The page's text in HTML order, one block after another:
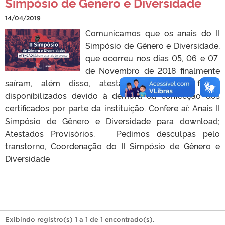
14/04/2019
Comunicamos que os anais do II
Simpósio de Gênero e Diversidade,
que ocorreu nos dias 05, 06 e 07
de Novembro de 2018 finalmente
saíram, além disso, atestados provisórios foram
disponibilizados devido à demora da confecção dos
certificados por parte da instituição. Confere aí: Anais II
Simpósio de Gênero e Diversidade para download;
Atestados Provisórios. Pedimos desculpas pelo
transtorno, Coordenação do II Simpósio de Gênero e
Diversidade
Exibindo registro(s) 1 a 1 de 1 encontrado(s).